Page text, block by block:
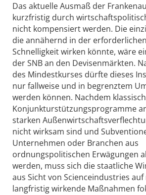
Das aktuelle Ausmaß der
kurzfristig durch
nicht kompensiert werden. Die
die annähernd in der
Schnelligkeit wirken könnte, wäre
der SNB an den Devisenmärkten.
des Mindestkurses dürfte dieses
nur fallweise und in begrenztem
werden können. Nachdem
Konjunkturstützungsprogramme
starken
nicht wirksam sind und
Unternehmen oder Branchen aus
ordnungspolitischen Erwägungen
werden, muss sich die staatliche
aus Sicht von Scienceindustries
langfristig wirkende Maßnahmen